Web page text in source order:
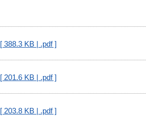
[ 388.3 KB | .pdf ]
[ 201.6 KB | .pdf ]
[ 203.8 KB | .pdf ]